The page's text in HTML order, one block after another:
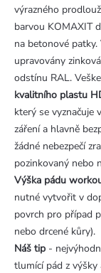
výrazného
barvou KOMAXIT
na betonové
upravovány
odstínu RAL.
kvalitního plastu
který se
záření a hlavně
žádné nebezpečí
pozinkovaný nebo
Výška pádu
nutné vytvořit v
povrch pro případ
nebo drcené kůry).
Náš tip -
tlumící pád z výšky